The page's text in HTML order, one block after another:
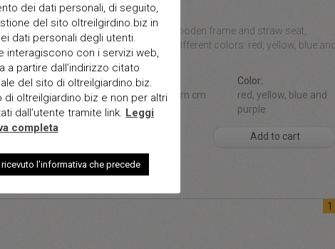
Description:
Chair with wooden frame and straw seat,
available in different colors: red, yellow, blue and
purple
Dimensions:
48x48xh82 cm cm
Color:
red, yellow, blue and
purple
Add to cart
1
dei dati personali, di seguito,
del sito oltreilgirdino.biz in
dati personali degli utenti.
interagiscono con i servizi web,
partire dall’indirizzo citato
del sito di oltreilgiardino.biz.
di oltreilgiardino.biz e non per altri
dall’utente tramite link. Leggi
completa
l’informativa che precede